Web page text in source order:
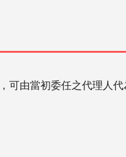
可由當初委任之代理人